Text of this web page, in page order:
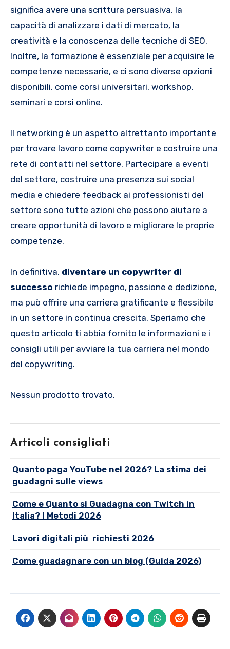
significa avere una scrittura persuasiva, la
capacità di analizzare i dati di mercato, la
creatività e la conoscenza delle tecniche di SEO.
Inoltre, la formazione è essenziale per acquisire le
competenze necessarie, e ci sono diverse opzioni
disponibili, come corsi universitari, workshop,
seminari e corsi online.
Il networking è un aspetto altrettanto importante
per trovare lavoro come copywriter e costruire una
rete di contatti nel settore. Partecipare a eventi
del settore, costruire una presenza sui social
media e chiedere feedback ai professionisti del
settore sono tutte azioni che possono aiutare a
creare opportunità di lavoro e migliorare le proprie
competenze.
In definitiva, diventare un copywriter di
successo richiede impegno, passione e dedizione,
ma può offrire una carriera gratificante e flessibile
in un settore in continua crescita. Speriamo che
questo articolo ti abbia fornito le informazioni e i
consigli utili per avviare la tua carriera nel mondo
del copywriting.
Nessun prodotto trovato.
Articoli consigliati
Quanto paga YouTube nel 2026? La stima dei
guadagni sulle views
Come e Quanto si Guadagna con Twitch in
Italia? I Metodi 2026
Lavori digitali più richiesti 2026
Come guadagnare con un blog (Guida 2026)